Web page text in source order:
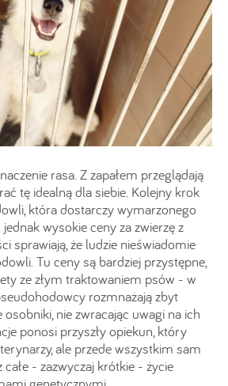
rasa. Z zapałem przeglądają
tę idealną dla siebie. Kolejny krok
która dostarczy wymarzonego
wysokie ceny za zwierzę z
sprawiają, że ludzie nieświadomie
Tu ceny są bardziej przystępne,
ze złym traktowaniem psów - w
rozmnażają zbyt
nie zwracając uwagi na ich
ponosi przyszły opiekun, który
ale przede wszystkim sam
- zazwyczaj krótkie - życie